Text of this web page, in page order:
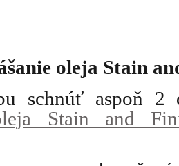
oleja Stain
schnúť aspoň
Stain and